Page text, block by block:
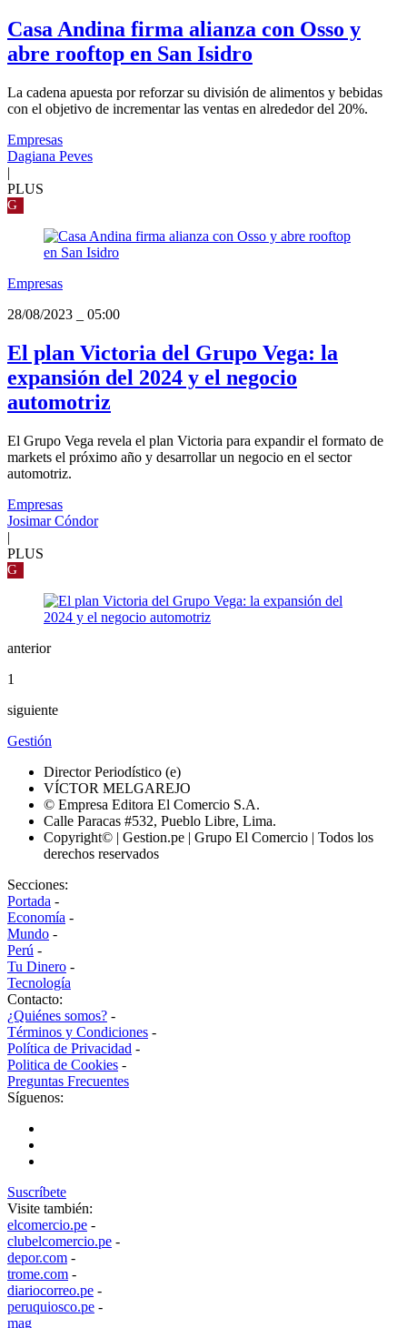
Casa Andina firma alianza con Osso y
abre rooftop en San Isidro
La cadena apuesta por reforzar su división de alimentos y bebidas
con el objetivo de incrementar las ventas en alrededor del 20%.
Empresas
Dagiana Peves
|
PLUS
G
Empresas
28/08/2023
05:00
El plan Victoria del Grupo Vega: la
expansión del 2024 y el negocio
automotriz
El Grupo Vega revela el plan Victoria para expandir el formato de
markets el próximo año y desarrollar un negocio en el sector
automotriz.
Empresas
Josimar Cóndor
|
PLUS
G
anterior
1
siguiente
Gestión
Director Periodístico (e)
VÍCTOR MELGAREJO
© Empresa Editora El Comercio S.A.
Calle Paracas #532, Pueblo Libre, Lima.
Copyright© | Gestion.pe | Grupo El Comercio | Todos los
derechos reservados
Secciones:
Portada -
Economía -
Mundo -
Perú -
Tu Dinero -
Tecnología
Contacto:
¿Quiénes somos? -
Términos y Condiciones -
Política de Privacidad -
Politica de Cookies -
Preguntas Frecuentes
Síguenos:
Suscríbete
Visite también:
elcomercio.pe -
clubelcomercio.pe -
depor.com -
trome.com -
diariocorreo.pe -
peruquiosco.pe -
mag